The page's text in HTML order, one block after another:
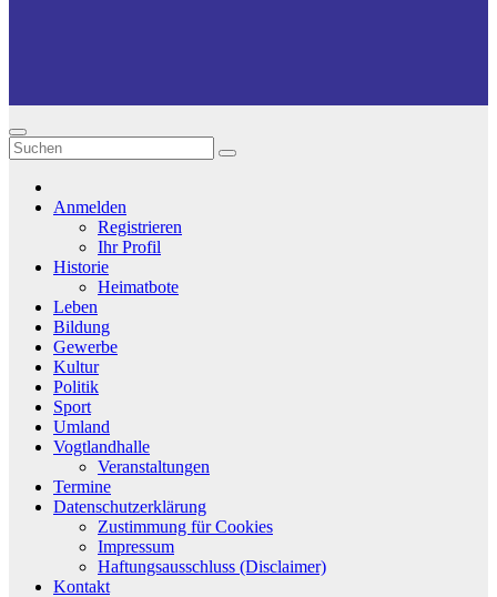
Anmelden
Registrieren
Ihr Profil
Historie
Heimatbote
Leben
Bildung
Gewerbe
Kultur
Politik
Sport
Umland
Vogtlandhalle
Veranstaltungen
Termine
Datenschutzerklärung
Zustimmung für Cookies
Impressum
Haftungsausschluss (Disclaimer)
Kontakt